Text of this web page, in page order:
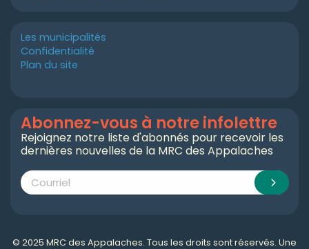
Les municipalités
Confidentialité
Plan du site
Abonnez-vous à notre infolettre
Rejoignez notre liste d'abonnés pour recevoir les
dernières nouvelles de la MRC des Appalaches
© 2025 MRC des Appalaches. Tous les droits sont réservés. Une